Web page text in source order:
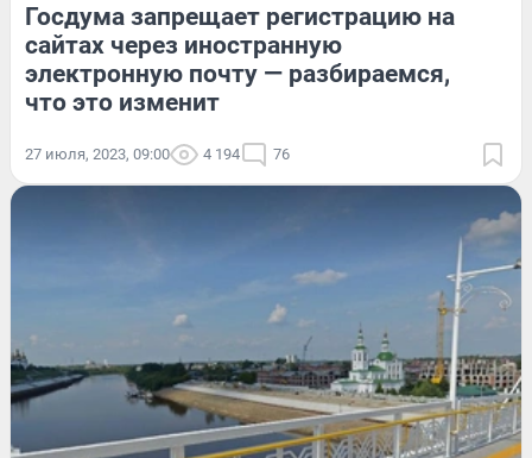
Госдума запрещает регистрацию на
сайтах через иностранную
электронную почту — разбираемся,
что это изменит
27 июля, 2023, 09:00 4 194 76